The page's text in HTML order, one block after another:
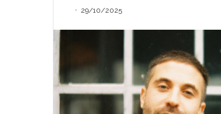
29/10/2025